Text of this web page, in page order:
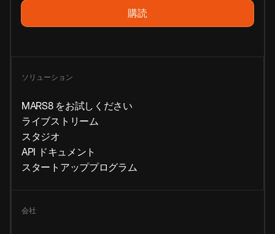
ソリューション
MARS8 をお試しください
ライブストリーム
スタジオ
API ドキュメント
スタートアッププログラム
会社